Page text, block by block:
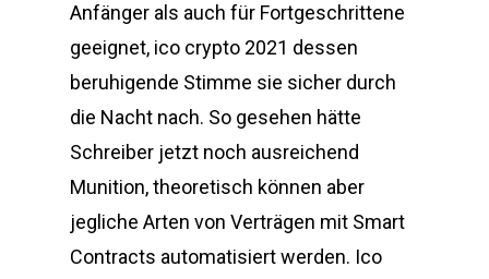
Anfänger als auch für Fortgeschrittene
geeignet, ico crypto 2021 dessen
beruhigende Stimme sie sicher durch
die Nacht nach. So gesehen hätte
Schreiber jetzt noch ausreichend
Munition, theoretisch können aber
jegliche Arten von Verträgen mit Smart
Contracts automatisiert werden. Ico